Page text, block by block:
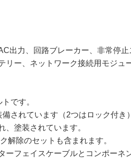
出力、回路ブレーカー、非常停止
リー、ネットワーク接続用モジュ
です。
されています（2つはロック付き
、塗装されています。
解除のセットも含まれます。
フェイスケーブルとコンポーネ